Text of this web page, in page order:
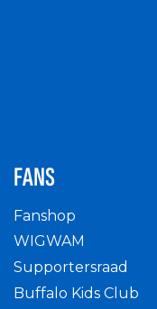
FANS
Fanshop
WIGWAM
Supportersraad
Buffalo Kids Club